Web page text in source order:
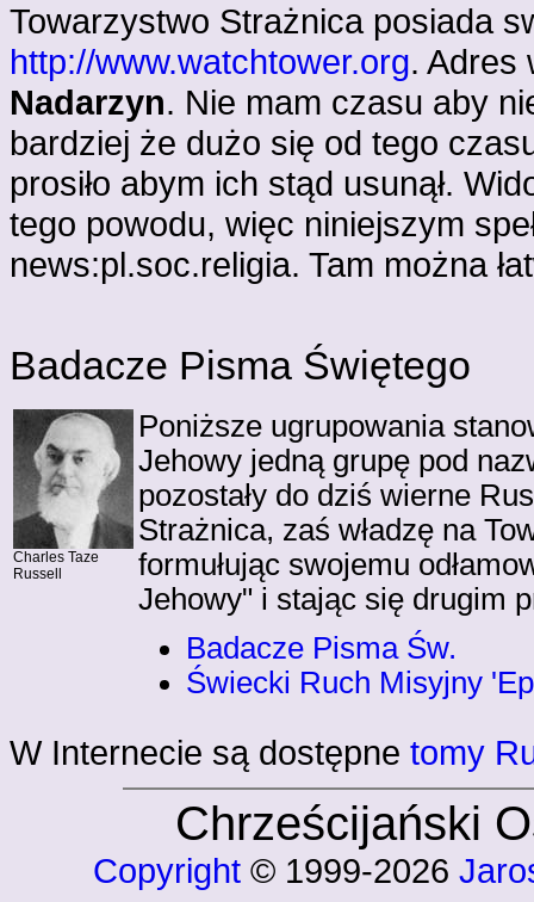
Towarzystwo Strażnica posiada
http://www.watchtower.org. Adres
Nadarzyn. Nie mam czasu aby
bardziej że dużo się od tego
prosiło abym ich stąd usunął.
tego powodu, więc niniejszym
news:pl.soc.religia. Tam można
Badacze Pisma Świętego
Charles Taze
Russell
Poniższe ugrupowania
Jehowy jedną grupę pod
pozostały do dziś wierne
Strażnica, zaś władzę na
formułując swojemu
Jehowy" i stając się drugim
Badacze Pisma Św.
Świecki Ruch Misyjny
W Internecie są dostępne tomy
Chrześcijański
Copyright© 1999-2026